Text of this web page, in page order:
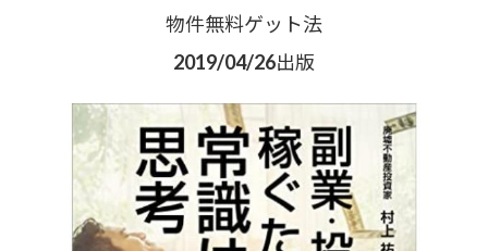
物件無料ゲット法
2019/04/26出版